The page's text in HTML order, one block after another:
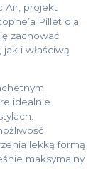
Air, projekt
Pillet dla
zachować
i właściwą
idealnie
lekką formą
maksymalny